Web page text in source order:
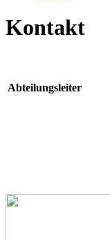
Kontakt
Abteilungsleiter